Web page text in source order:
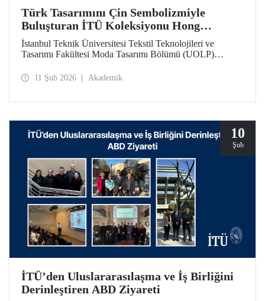
Türk Tasarımını Çin Sembolizmiyle
Buluşturan İTÜ Koleksiyonu Hong
Kong’ta Sergilendi
İstanbul Teknik Üniversitesi Tekstil Teknolojileri ve
Tasarımı Fakültesi Moda Tasarımı Bölümü (UOLP)
tasarlanan ve Öğr. Gör. Dr. Belgin Görgün’ün
Hong Kong Polytechnic University (PolyU) ev
sahipliğinde düzenlenen defilede tanıtıldı.
11 Şub 2026 Akademik
10
Şub
İTÜ’den Uluslararasılaşma ve İş Birliğini
Derinleştiren ABD Ziyareti